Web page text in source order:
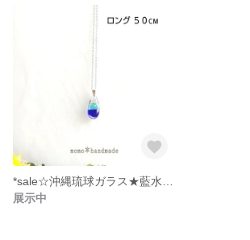
展示中